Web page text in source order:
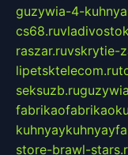
guzywia-4-
cs68.ru
raszar.ruvskrytie-
lipetsktelecom.ru
seksuzb.ru
store-brawl-